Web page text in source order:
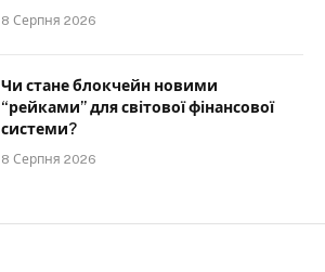
8 Серпня 2026
Чи стане блокчейн новими
“рейками” для світової фінансової
системи?
8 Серпня 2026